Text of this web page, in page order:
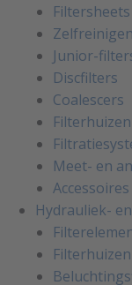
Filtersheets
Junior-
Discfilters
Coalescers
Filterhuizen
Meet- en
Accessoires
Hydrauliek-
Filterhuizen